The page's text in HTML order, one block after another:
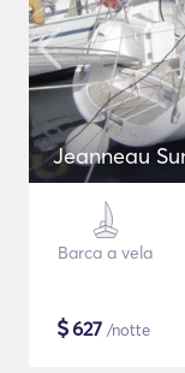
Barca a vela
$627 /notte